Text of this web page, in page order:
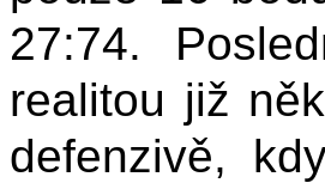
27:74.
realitou již
defenzivě,